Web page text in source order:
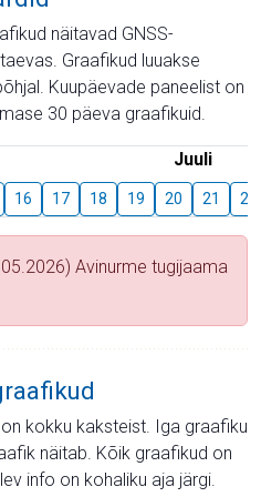
näitavad GNSS-
Graafikud luuakse
Kuupäevade paneelist on
30 päeva graafikuid.
Juuli
16 17 18 19 20 21 22
Avinurme tugijaama
kokku kaksteist. Iga graafiku
näitab. Kõik graafikud on
info on kohaliku aja järgi.